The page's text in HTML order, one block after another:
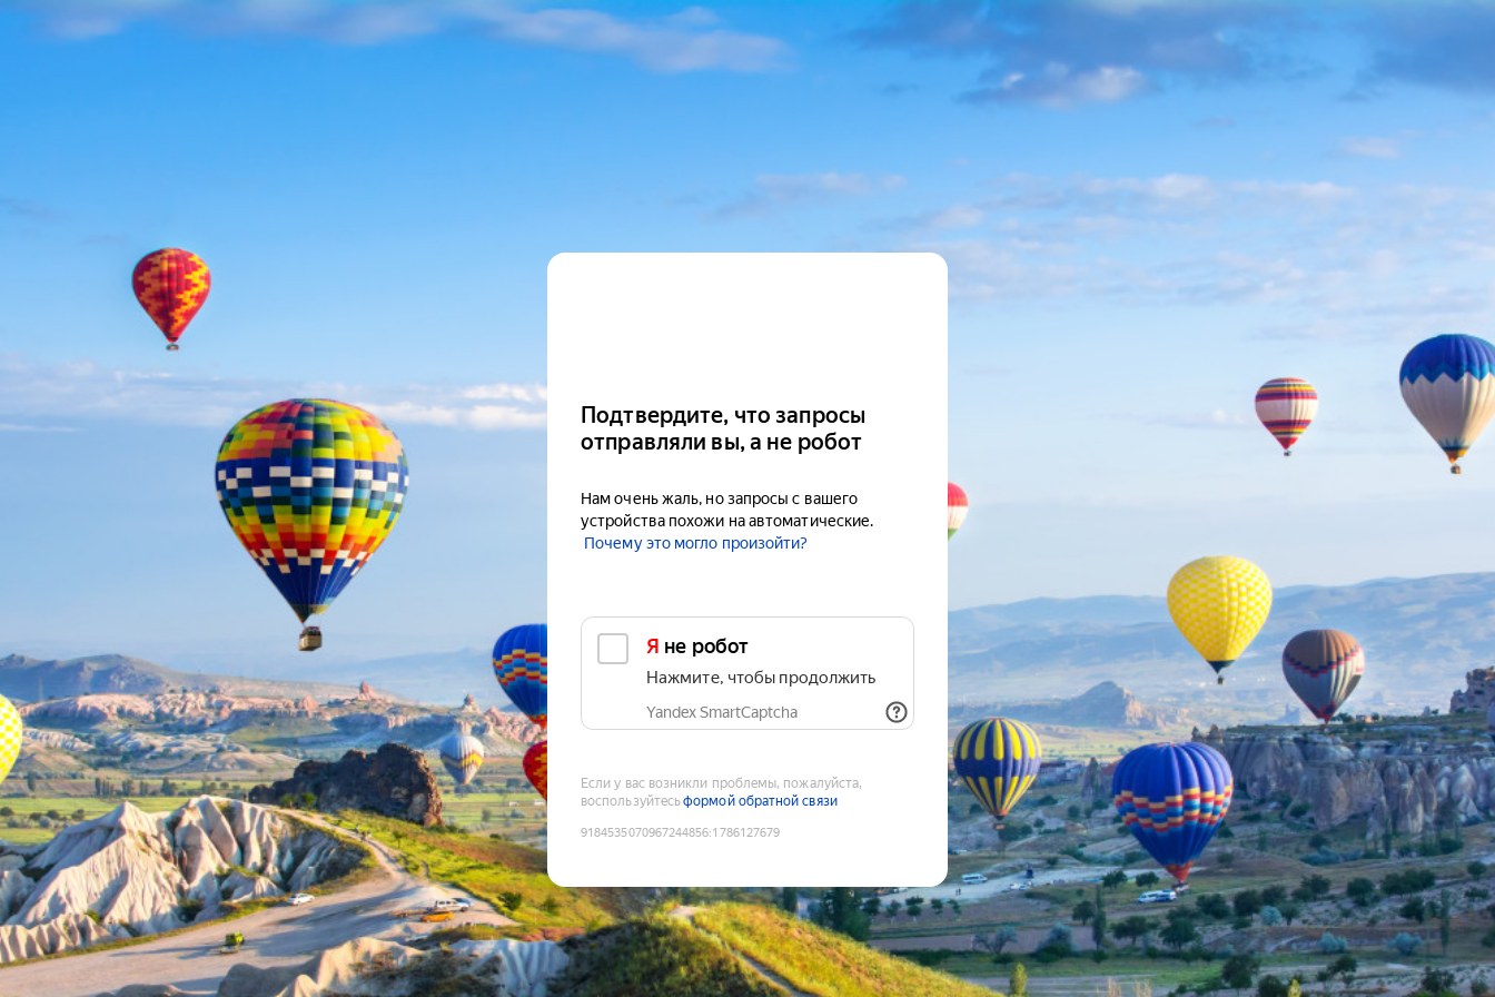
Подтвердите, что запросы
отправляли вы, а не робот
Нам очень жаль, но запросы с вашего
устройства похожи на автоматические.
Почему это могло произойти?
Я не робот
Нажмите, чтобы продолжить
Yandex SmartCaptcha
Если у вас возникли проблемы, пожалуйста,
воспользуйтесьформой обратной связи
9184535070967244856:1786127679